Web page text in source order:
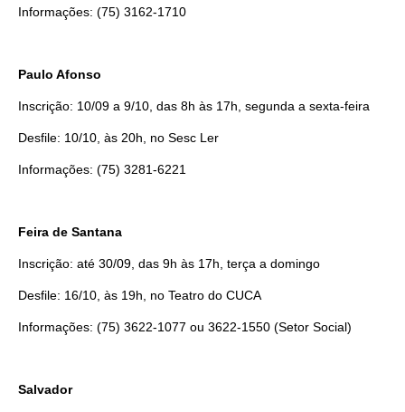
Informações: (75) 3162-1710
Paulo Afonso
Inscrição: 10/09 a 9/10, das 8h às 17h, segunda a sexta-feira
Desfile: 10/10, às 20h, no Sesc Ler
Informações: (75) 3281-6221
Feira de Santana
Inscrição: até 30/09, das 9h às 17h, terça a domingo
Desfile: 16/10, às 19h, no Teatro do CUCA
Informações: (75) 3622-1077 ou 3622-1550 (Setor Social)
Salvador